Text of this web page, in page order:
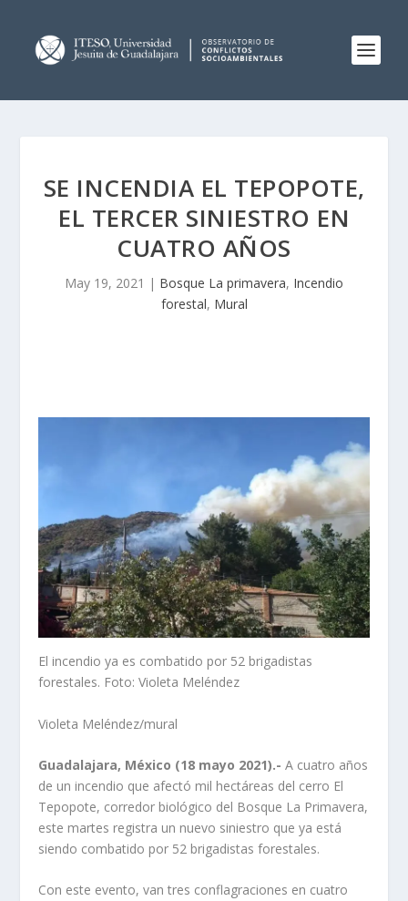
SE INCENDIA EL TEPOPOTE,
EL TERCER SINIESTRO EN
CUATRO AÑOS
May 19, 2021 | Bosque La primavera, Incendio
forestal, Mural
El incendio ya es combatido por 52 brigadistas
forestales. Foto: Violeta Meléndez
Violeta Meléndez/mural
Guadalajara, México (18 mayo 2021).-A cuatro años
de un incendio que afectó mil hectáreas del cerro El
Tepopote, corredor biológico del Bosque La Primavera,
este martes registra un nuevo siniestro que ya está
siendo combatido por 52 brigadistas forestales.
Con este evento, van tres conflagraciones en cuatro